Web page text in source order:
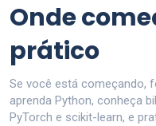
Onde
prático
Se você está começando,
aprenda Python, conheça
PyTorch e scikit-learn, e